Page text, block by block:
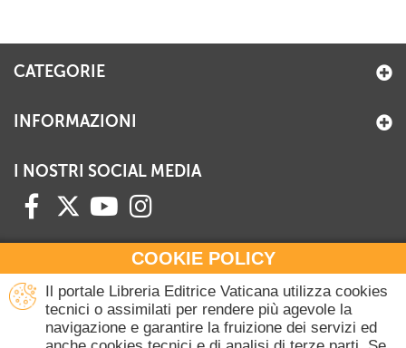
COOKIE POLICY
Il portale Libreria Editrice Vaticana utilizza cookies
tecnici o assimilati per rendere più agevole la
navigazione e garantire la fruizione dei servizi ed
CATEGORIE
INFORMAZIONI
I NOSTRI SOCIAL MEDIA
HAI BISOGNO DI INFORMAZIONI?
Contattaci all'Ufficio Commerciale
+39 06 698 45780